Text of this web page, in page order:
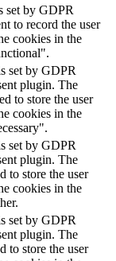
set by GDPR
to record the user
cookies in the
set by GDPR
plugin. The
to store the user
cookies in the
set by GDPR
plugin. The
to store the user
cookies in the
set by GDPR
plugin. The
to store the user